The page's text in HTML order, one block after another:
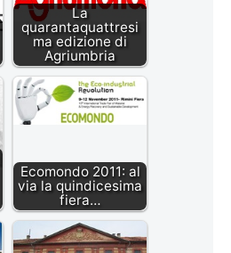
La
quarantaquattresi
ma edizione di
Agriumbria
Ecomondo 2011: al
via la quindicesima
fiera…